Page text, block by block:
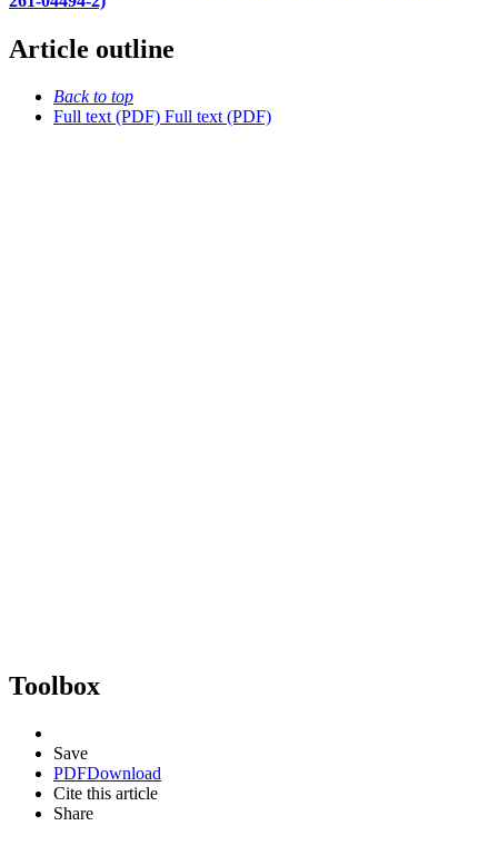
Article outline
Back to top
Full text (PDF) Full text (PDF)
Toolbox
Save
PDFDownload
Cite this article
Share